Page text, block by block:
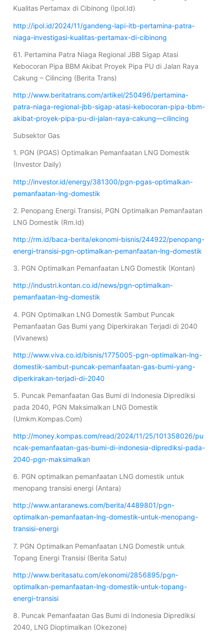
Kualitas Pertamax di Cibinong (Ipol.Id)
http://ipol.id/2024/11/gandeng-lapi-itb-pertamina-patra-
niaga-investigasi-kualitas-pertamax-di-cibinong
61. Pertamina Patra Niaga Regional JBB Sigap Atasi
Kebocoran Pipa BBM Akibat Proyek Pipa PU di Jalan Raya
Cakung – Cilincing (Berita Trans)
http://www.beritatrans.com/artikel/250496/pertamina-
patra-niaga-regional-jbb-sigap-atasi-kebocoran-pipa-bbm-
akibat-proyek-pipa-pu-di-jalan-raya-cakung—cilincing
Subsektor Gas
1. PGN (PGAS) Optimalkan Pemanfaatan LNG Domestik
(Investor Daily)
http://investor.id/energy/381300/pgn-pgas-optimalkan-
pemanfaatan-lng-domestik
2. Penopang Energi Transisi, PGN Optimalkan Pemanfaatan
LNG Domestik (Rm.Id)
http://rm.id/baca-berita/ekonomi-bisnis/244922/penopang-
energi-transisi-pgn-optimalkan-pemanfaatan-lng-domestik
3. PGN Optimalkan Pemanfaatan LNG Domestik (Kontan)
http://industri.kontan.co.id/news/pgn-optimalkan-
pemanfaatan-lng-domestik
4. PGN Optimalkan LNG Domestik Sambut Puncak
Pemanfaatan Gas Bumi yang Diperkirakan Terjadi di 2040
(Vivanews)
http://www.viva.co.id/bisnis/1775005-pgn-optimalkan-lng-
domestik-sambut-puncak-pemanfaatan-gas-bumi-yang-
diperkirakan-terjadi-di-2040
5. Puncak Pemanfaatan Gas Bumi di Indonesia Diprediksi
pada 2040, PGN Maksimalkan LNG Domestik
(Umkm.Kompas.Com)
http://money.kompas.com/read/2024/11/25/101358026/pu
ncak-pemanfaatan-gas-bumi-di-indonesia-diprediksi-pada-
2040-pgn-maksimalkan
6. PGN optimalkan pemanfaatan LNG domestik untuk
menopang transisi energi (Antara)
http://www.antaranews.com/berita/4489801/pgn-
optimalkan-pemanfaatan-lng-domestik-untuk-menopang-
transisi-energi
7. PGN Optimalkan Pemanfaatan LNG Domestik untuk
Topang Energi Transisi (Berita Satu)
http://www.beritasatu.com/ekonomi/2856895/pgn-
optimalkan-pemanfaatan-lng-domestik-untuk-topang-
energi-transisi
8. Puncak Pemanfaatan Gas Bumi di Indonesia Diprediksi
2040, LNG Dioptimalkan (Okezone)